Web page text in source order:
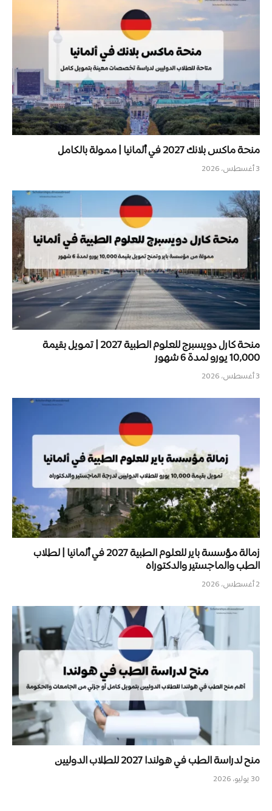
منحة ماكس بلانك 2027 في ألمانيا | ممولة بالكامل
3 أغسطس، 2026
منحة كارل دويسبرج للعلوم الطبية 2027 | تمويل بقيمة
10,000 يورو لمدة 6 شهور
3 أغسطس، 2026
زمالة مؤسسة باير للعلوم الطبية 2027 في ألمانيا | لطلاب
الطب والماجستير والدكتوراه
2 أغسطس، 2026
منح لدراسة الطب في هولندا 2027 للطلاب الدوليين
30 يوليو، 2026